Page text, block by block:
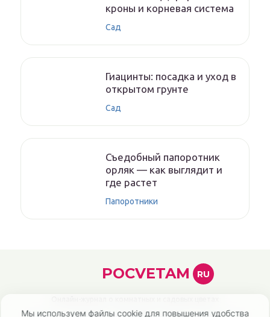
кроны и корневая система
Сад
Гиацинты: посадка и уход в
открытом грунте
Сад
Съедобный папоротник
орляк — как выглядит и
где растет
Папоротники
Мы используем файлы cookie для повышения удобства
POCVETAM RU